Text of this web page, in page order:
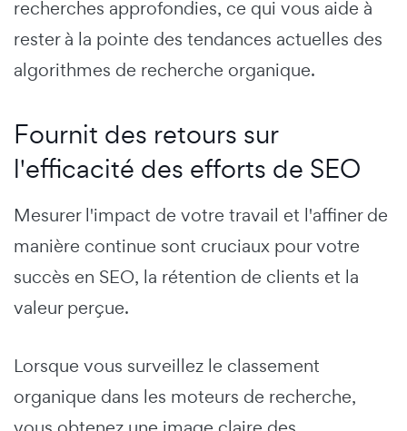
recherches approfondies, ce qui vous aide à
rester à la pointe des tendances actuelles des
algorithmes de recherche organique.
Fournit des retours sur
l'efficacité des efforts de SEO
Mesurer l'impact de votre travail et l'affiner de
manière continue sont cruciaux pour votre
succès en SEO, la rétention de clients et la
valeur perçue.
Lorsque vous surveillez le classement
organique dans les moteurs de recherche,